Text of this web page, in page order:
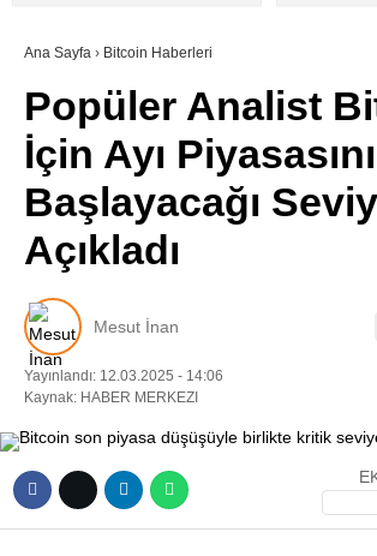
SÖZLÜK
Ana Sayfa › Bitcoin Haberleri
Popüler Analist
İçin Ayı
Başlayacağı
Açıkladı
Mesut İnan
Yayınlandı: 12.03.2025 - 14:06
Kaynak: HABER MERKEZI